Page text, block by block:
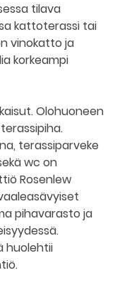
tilava
kattoterassi tai
vinokatto ja
korkeampi
Olohuoneen
terassiparveke
wc on
Rosenlew
pihavarasto ja
huolehtii